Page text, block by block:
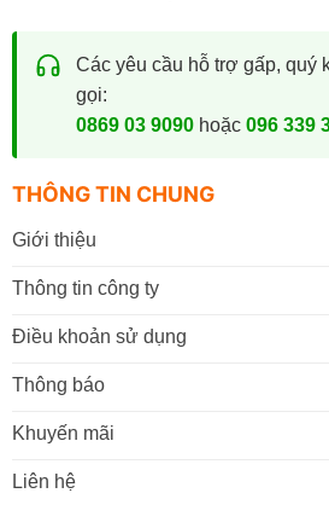
Các yêu cầu hỗ trợ gấp, quý
gọi:
0869 03 9090hoặc 096 339
THÔNG TIN CHUNG
Giới thiệu
Thông tin công ty
Điều khoản sử dụng
Thông báo
Khuyến mãi
Liên hệ